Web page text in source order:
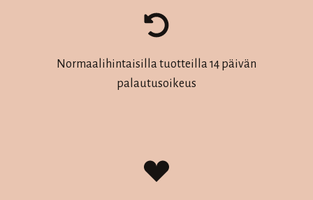
Normaalihintaisilla tuotteilla 14 päivän
palautusoikeus